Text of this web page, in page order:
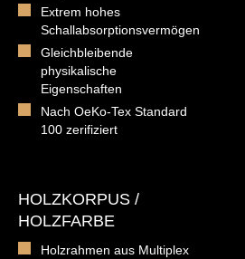
Extrem hohes
Schallabsorptionsvermögen
Gleichbleibende
physikalische
Eigenschaften
Nach OeKo-Tex Standard
100 zerifiziert
HOLZKORPUS /
HOLZFARBE
Holzrahmen aus Multiplex